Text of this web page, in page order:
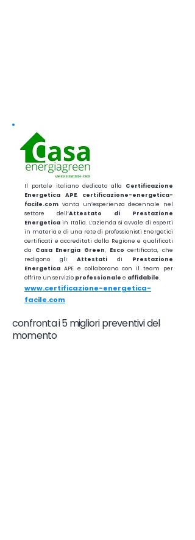
Il portale italiano dedicato alla Certificazione
Energetica APE. certificazione-energetica-
facile.com vanta un’esperienza decennale nel
settore dell’Attestato di Prestazione
Energetica in Italia. L’azienda si avvale di esperti
in materia e di una rete di professionisti Energetici
certificati e accreditati dalla Regione e qualificati
da
Casa Energia Green, Escocertificata, che
redigono gli Attestati di Prestazione
Energetica APE e collaborano con il team per
offrire un servizio professionale e affidabile.
www.certificazione-energetica-
facile.com
confronta i 5 migliori preventivi del
momento